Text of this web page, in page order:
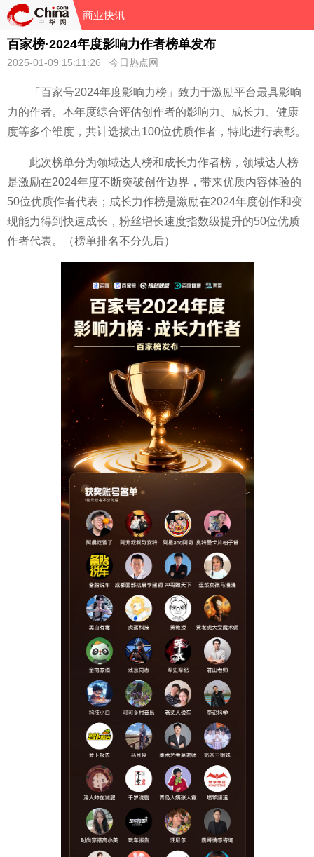
商业快讯
百家榜·2024年度影响力作者榜单发布
2025-01-09 15:11:26 今日热点网
「百家号2024年度影响力榜」致力于激励平台最具影响
力的作者。本年度综合评估创作者的影响力、成长力、健康
度等多个维度，共计选拔出100位优质作者，特此进行表彰。
此次榜单分为领域达人榜和成长力作者榜，领域达人榜
是激励在2024年度不断突破创作边界，带来优质内容体验的
50位优质作者代表；成长力作榜是激励在2024年度创作和变
现能力得到快速成长，粉丝增长速度指数级提升的50位优质
作者代表。（榜单排名不分先后）